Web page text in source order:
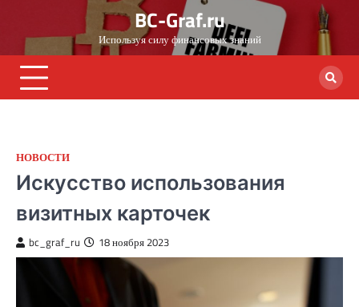
content
BC-Graf.ru
Используя силу финансовых знаний
НОВОСТИ
Искусство использования
визитных карточек
bc_graf_ru 18 ноября 2023